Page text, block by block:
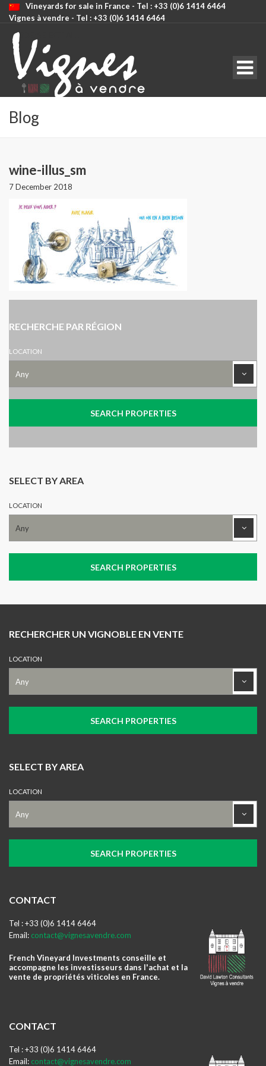
Vineyards for sale in France - Tel : +33 (0)6 1414 6464
Vignes à vendre - Tel : +33 (0)6 1414 6464
CODE: SELECT ALL
Blog
wine-illus_sm
7 December 2018
RECHERCHE PAR RÉGION
LOCATION
SELECT BY AREA
LOCATION
RECHERCHER UN VIGNOBLE EN VENTE
LOCATION
SELECT BY AREA
LOCATION
CONTACT
Tel : +33 (0)6 1414 6464
Email: contact@vignesavendre.com
French Vineyard Investments conseille et
accompagne les investisseurs dans l'achat et la
vente de propriétés viticoles en France.
CONTACT
Tel : +33 (0)6 1414 6464
Email: contact@vignesavendre.com